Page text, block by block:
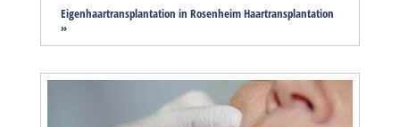
Eigenhaartransplantation in Rosenheim Haartransplantation
»